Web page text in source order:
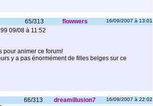
65/313 flowwers 16/09/2007 à 13:01
09/08 à 11:52
pour animer ce forum!
y a pas énormément de filles belges sur ce
66/313 dreamillusion7 16/09/2007 à 22:02